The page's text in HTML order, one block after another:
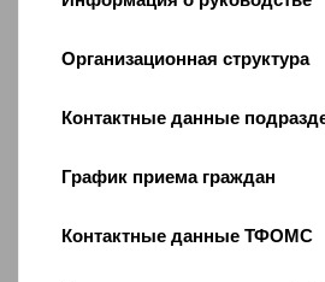
Организационная структура
Контактные данные
График приема граждан
Контактные данные ТФОМС